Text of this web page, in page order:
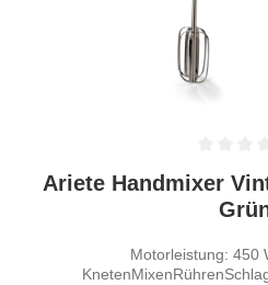
Durchschnittliche Bewertung
Ariete Handmixer
Motorleistung: 450